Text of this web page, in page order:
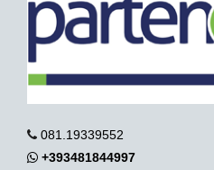
081.19339552
+393481844997